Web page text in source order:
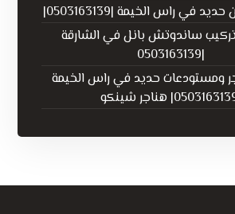
في راس الخيمة |0503163139|
ساندوتش بانل في الشارقة
|0503163139
ومستودعات حديد في راس الخيمة